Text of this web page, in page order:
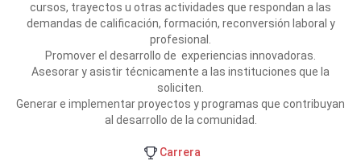
cursos, trayectos u otras actividades que respondan a las
demandas de calificación, formación, reconversión laboral y
profesional.
Promover el desarrollo de experiencias innovadoras.
Asesorar y asistir técnicamente a las instituciones que la
soliciten.
Generar e implementar proyectos y programas que contribuyan
al desarrollo de la comunidad.
Carrera